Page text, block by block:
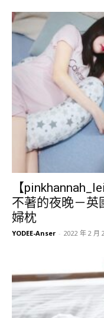
【
不著的夜晚－英
婦枕
YODEE-Anser - 2022 年 2 月